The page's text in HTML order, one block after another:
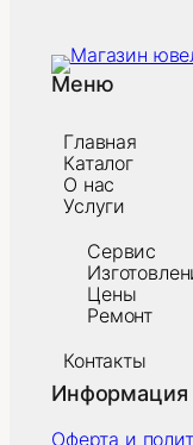
Меню
Главная
Каталог
О нас
Услуги
Сервис
Цены
Ремонт
Контакты
Информация
Оферта и